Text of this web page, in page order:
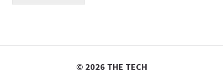
© 2026 THE TECH